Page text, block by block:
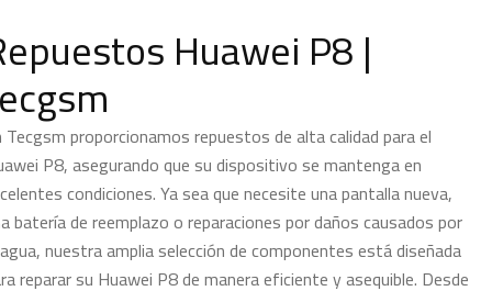
Huawei P8 |
Tecgsm proporcionamos repuestos de alta calidad para el
P8, asegurando que su dispositivo se mantenga en
condiciones. Ya sea que necesite una pantalla nueva,
batería de reemplazo o reparaciones por daños causados ​​por
nuestra amplia selección de componentes está diseñada
reparar su Huawei P8 de manera eficiente y asequible. Desde